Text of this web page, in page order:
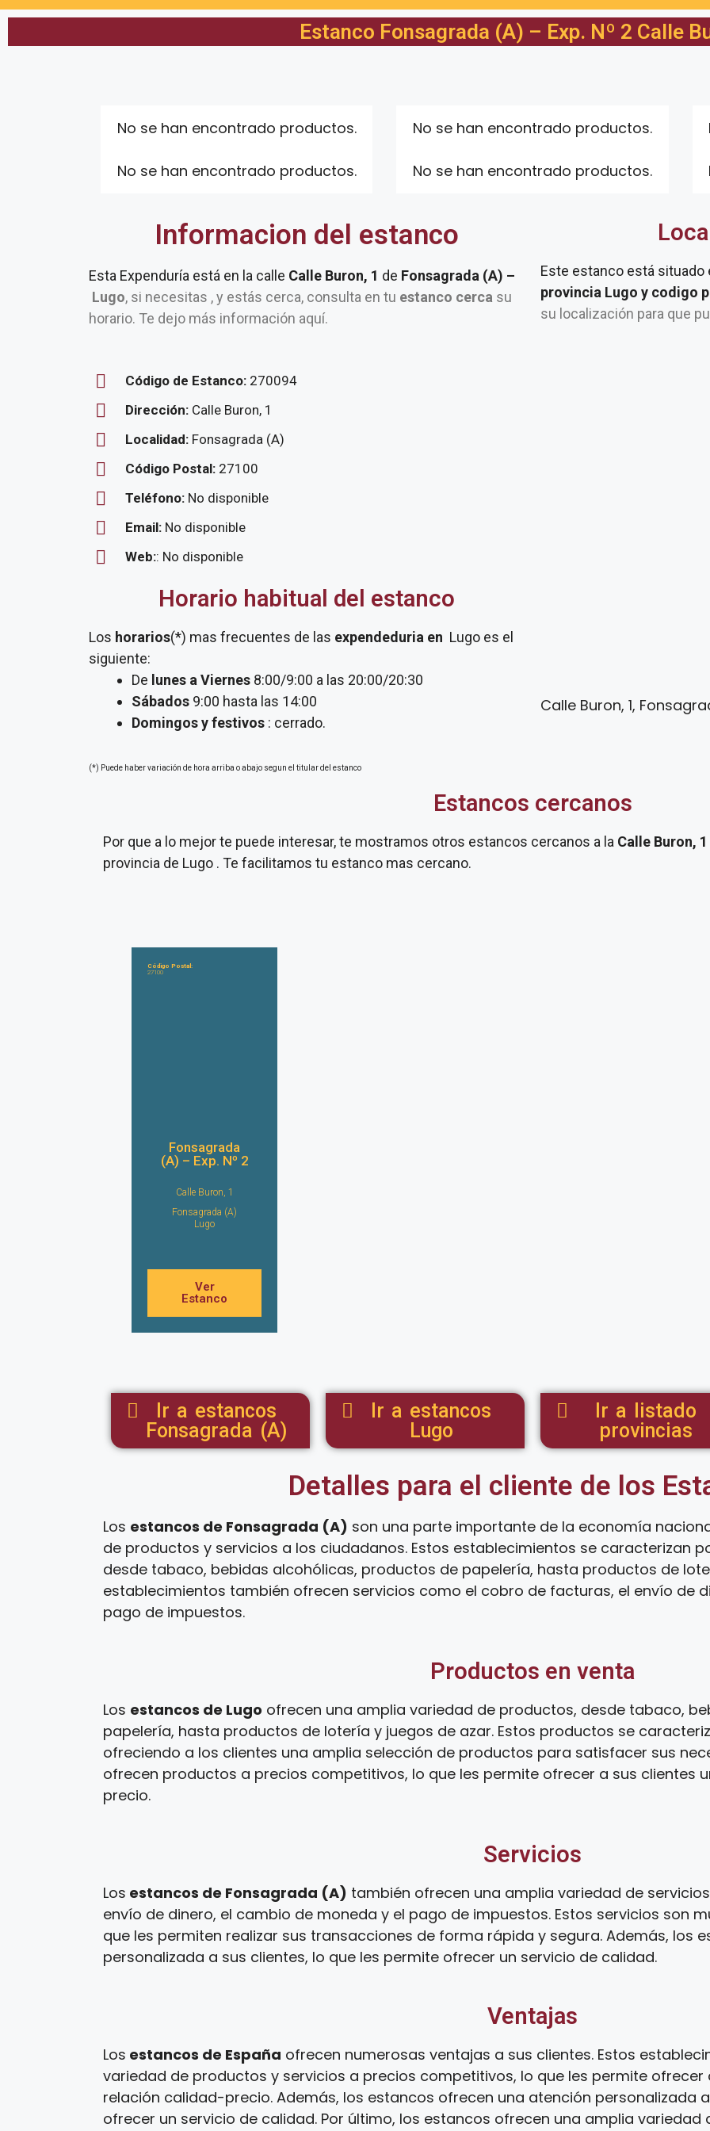
Estanco Fonsagrada (A) – Exp. Nº 2 Calle
No se han encontrado productos.
No se han encontrado productos.
No se han encontrado productos.
No se han encontrado productos.
Informacion del estanco
Esta Expenduría está en la calle Calle Buron, 1 de Fonsagrada (A) –
Lugo, si necesitas , y estás cerca, consulta en tu estanco cerca su
horario. Te dejo más información aquí.
Código de Estanco: 270094
Dirección: Calle Buron, 1
Localidad: Fonsagrada (A)
Código Postal: 27100
Teléfono: No disponible
Email: No disponible
Web:: No disponible
Horario habitual del estanco
Los horarios(*) mas frecuentes de las expendeduria en Lugo es el
siguiente:
De lunes a Viernes 8:00/9:00 a las 20:00/20:30
Sábados 9:00 hasta las 14:00
Domingos y festivos : cerrado.
(*) Puede haber variación de hora arriba o abajo segun el titular del estanco
Este estanco está situado
provincia Lugo y codigo
su localización para que
Calle Buron, 1,
Estancos cercanos
Por que a lo mejor te puede interesar, te mostramos otros estancos cercanos a la Calle Buron, 1
provincia de Lugo . Te facilitamos tu estanco mas cercano.
Código Postal:
27100
Fonsagrada
(A) – Exp. Nº 2
Calle Buron, 1
Fonsagrada (A)
Lugo
Ver
Estanco
Ir a estancos
Fonsagrada (A)
Ir a estancos
Lugo
Ir a listado
provincias
Detalles para el cliente de los
Los estancos de Fonsagrada (A) son una parte importante de la economía
de productos y servicios a los ciudadanos. Estos establecimientos se caracterizan
desde tabaco, bebidas alcohólicas, productos de papelería, hasta productos de
establecimientos también ofrecen servicios como el cobro de facturas, el envío de
pago de impuestos.
Productos en venta
Los estancos de Lugo ofrecen una amplia variedad de productos, desde tabaco,
papelería, hasta productos de lotería y juegos de azar. Estos productos se
ofreciendo a los clientes una amplia selección de productos para satisfacer sus
ofrecen productos a precios competitivos, lo que les permite ofrecer a sus clientes
precio.
Servicios
Los estancos de Fonsagrada (A) también ofrecen una amplia variedad de
envío de dinero, el cambio de moneda y el pago de impuestos. Estos servicios son
que les permiten realizar sus transacciones de forma rápida y segura. Además, los
personalizada a sus clientes, lo que les permite ofrecer un servicio de calidad.
Ventajas
Los estancos de España ofrecen numerosas ventajas a sus clientes. Estos
variedad de productos y servicios a precios competitivos, lo que les permite ofrecer
relación calidad-precio. Además, los estancos ofrecen una atención personalizada
ofrecer un servicio de calidad. Por último, los estancos ofrecen una amplia variedad